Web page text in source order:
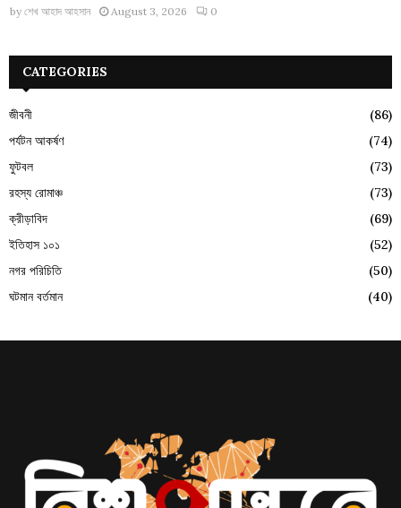
by শেখ আহাদ আহসান August 3, 2026 0
CATEGORIES
জীবনী
(86)
পর্যটন আকর্ষণ
(74)
ফুটবল
(73)
রহস্য রোমাঞ্চ
(73)
ক্রীড়াবিদ
(69)
ইতিহাস ১০১
(52)
নগর পরিচিতি
(50)
ঘটমান বর্তমান
(40)